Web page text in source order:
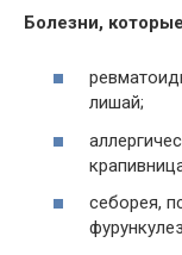
Болезни,
лишай;
себорея,